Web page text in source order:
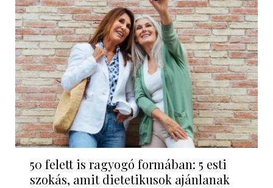
50 felett is ragyogó formában: 5 esti
szokás, amit dietetikusok ajánlanak